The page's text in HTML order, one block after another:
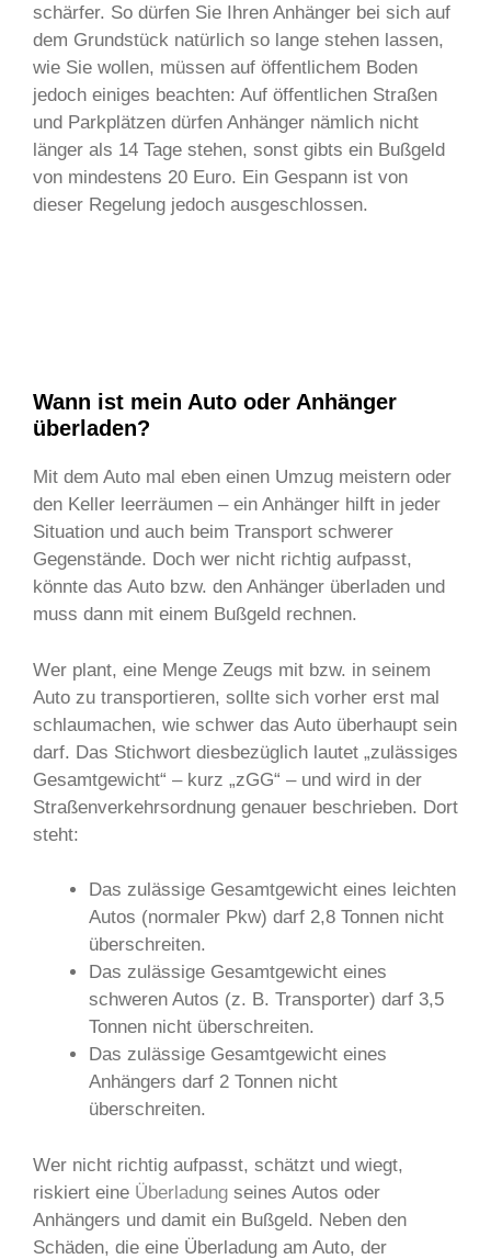
schärfer. So dürfen Sie Ihren Anhänger bei sich auf
dem Grundstück natürlich so lange stehen lassen,
wie Sie wollen, müssen auf öffentlichem Boden
jedoch einiges beachten: Auf öffentlichen Straßen
und Parkplätzen dürfen Anhänger nämlich nicht
länger als 14 Tage stehen, sonst gibts ein Bußgeld
von mindestens 20 Euro. Ein Gespann ist von
dieser Regelung jedoch ausgeschlossen.
Wann ist mein Auto oder Anhänger
überladen?
Mit dem Auto mal eben einen Umzug meistern oder
den Keller leerräumen – ein Anhänger hilft in jeder
Situation und auch beim Transport schwerer
Gegenstände. Doch wer nicht richtig aufpasst,
könnte das Auto bzw. den Anhänger überladen und
muss dann mit einem Bußgeld rechnen.
Wer plant, eine Menge Zeugs mit bzw. in seinem
Auto zu transportieren, sollte sich vorher erst mal
schlaumachen, wie schwer das Auto überhaupt sein
darf. Das Stichwort diesbezüglich lautet „zulässiges
Gesamtgewicht“ – kurz „zGG“ – und wird in der
Straßenverkehrsordnung genauer beschrieben. Dort
steht:
Das zulässige Gesamtgewicht eines leichten
Autos (normaler Pkw) darf 2,8 Tonnen nicht
überschreiten.
Das zulässige Gesamtgewicht eines
schweren Autos (z. B. Transporter) darf 3,5
Tonnen nicht überschreiten.
Das zulässige Gesamtgewicht eines
Anhängers darf 2 Tonnen nicht
überschreiten.
Wer nicht richtig aufpasst, schätzt und wiegt,
riskiert eine Überladung seines Autos oder
Anhängers und damit ein Bußgeld. Neben den
Schäden, die eine Überladung am Auto, der